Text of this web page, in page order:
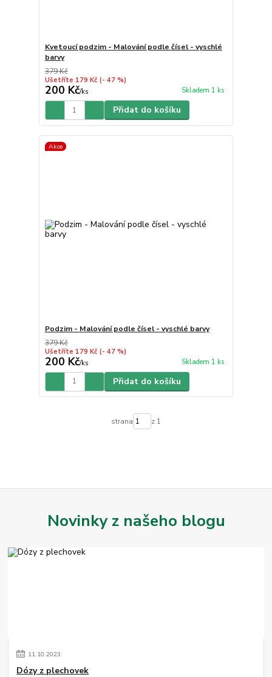
Kvetoucí podzim - Malování podle čísel - vyschlé
barvy
379 Kč
Ušetříte 179 Kč (- 47 %)
200 Kč/ks Skladem 1 ks
Přidat do košíku
Akce
Podzim - Malování podle čísel - vyschlé barvy
379 Kč
Ušetříte 179 Kč (- 47 %)
200 Kč/ks Skladem 1 ks
Přidat do košíku
strana z 1
Novinky z našeho blogu
11.10.2023
Dózy z plechovek